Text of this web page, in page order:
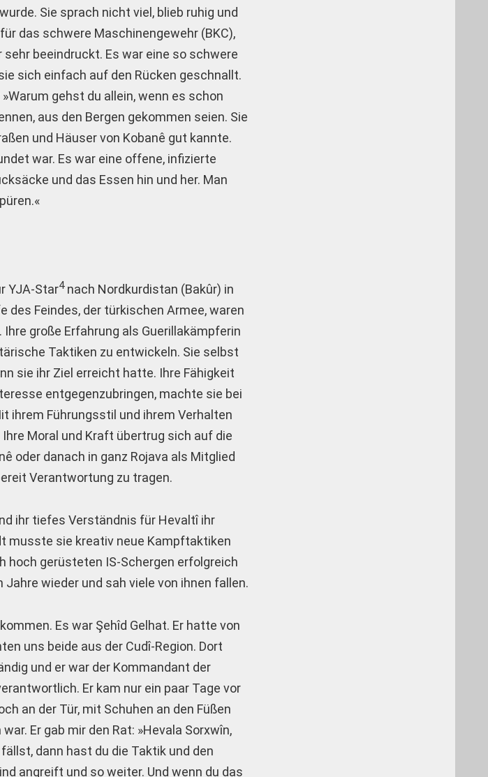
Sie sprach nicht viel, blieb ruhig und
das schwere Maschinengewehr (BKC),
beeindruckt. Es war eine so schwere
sich einfach auf den Rücken geschnallt.
gehst du allein, wenn es schon
aus den Bergen gekommen seien. Sie
und Häuser von Kobanê gut kannte.
war. Es war eine offene, infizierte
und das Essen hin und her. Man
YJA-Star4nach Nordkurdistan (Bakûr) in
des Feindes, der türkischen Armee, waren
große Erfahrung als Guerillakämpferin
Taktiken zu entwickeln. Sie selbst
sie ihr Ziel erreicht hatte. Ihre Fähigkeit
entgegenzubringen, machte sie bei
ihrem Führungsstil und ihrem Verhalten
Moral und Kraft übertrug sich auf die
oder danach in ganz Rojava als Mitglied
Verantwortung zu tragen.
ihr tiefes Verständnis für Hevaltî ihr
musste sie kreativ neue Kampftaktiken
hoch gerüsteten IS-Schergen erfolgreich
wieder und sah viele von ihnen fallen.
Es war Şehîd Gelhat. Er hatte von
uns beide aus der Cudî-Region. Dort
und er war der Kommandant der
Er kam nur ein paar Tage vor
an der Tür, mit Schuhen an den Füßen
Er gab mir den Rat: »Hevala Sorxwîn,
dann hast du die Taktik und den
angreift und so weiter. Und wenn du das